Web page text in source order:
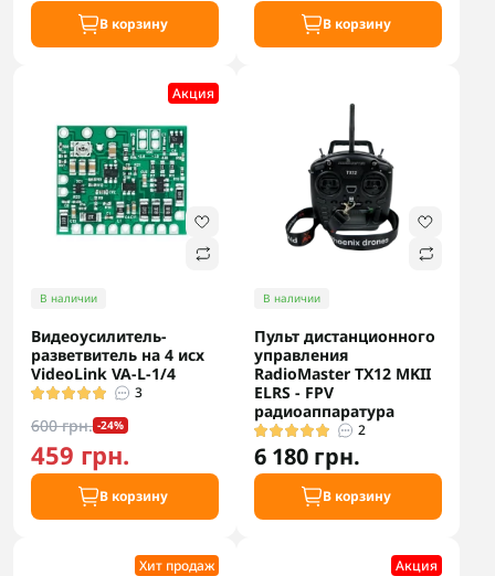
В корзину В корзину
Акция
В наличии
Видеоусилитель-
разветвитель на 4 исх
VideoLink VA-L-1/4
3
600 грн. -24%
459 грн.
В корзину
В наличии
Пульт дистанционного
управления
RadioMaster TX12 MKII
ELRS - FPV
радиоаппаратура
2
6 180 грн.
В корзину
Хит продаж Акция